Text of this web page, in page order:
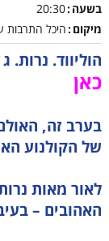
בשעה 20:30
מיקום היכל התרבות
הוליווד. נרות.
כאן
בערב זה,
של הקולנוע
לאור מאות
האהובים –